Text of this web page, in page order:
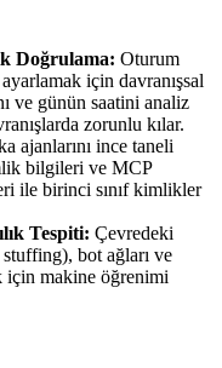
Doğrulama: Oturum
için davranışsal
ve günün saatini analiz
zorunlu kılar.
ajanlarını ince taneli
bilgileri ve MCP
ile birinci sınıf kimlikler
Tespiti: Çevredeki
bot ağları ve
için makine öğrenimi